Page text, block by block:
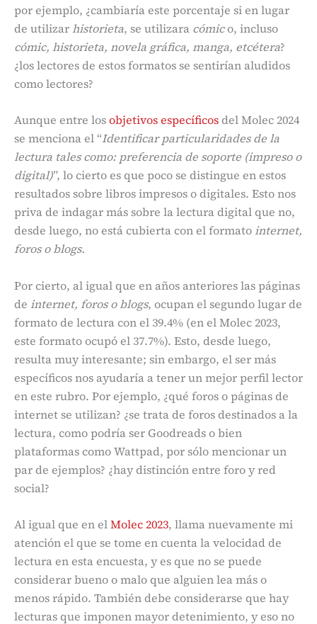
por ejemplo, ¿cambiaría este porcentaje si en lugar
de utilizarhistorieta, se utilizara cómico, incluso
cómic, historieta, novela gráfica, manga, etcétera?
¿los lectores de estos formatos se sentirían aludidos
como lectores?
Aunque entre losobjetivos específicosdel Molec 2024
se menciona el “Identificar particularidades de la
lectura tales como: preferencia de soporte (impreso o
digital)”, lo cierto es que poco se distingue en estos
resultados sobre libros impresos o digitales. Esto nos
priva de indagar más sobre la lectura digital que no,
desde luego, no está cubierta con el formato internet,
foros o blogs.
Por cierto, al igual que en años anteriores las páginas
de internet, foros o blogs, ocupan el segundo lugar de
formato de lectura con el 39.4% (en el Molec 2023,
este formato ocupó el 37.7%). Esto, desde luego,
resulta muy interesante; sin embargo, el ser más
específicos nos ayudaría a tener un mejor perfil lector
en este rubro. Por ejemplo, ¿qué foros o páginas de
internet se utilizan? ¿se trata de foros destinados a la
lectura, como podría ser Goodreads o bien
plataformas como Wattpad, por sólo mencionar un
par de ejemplos? ¿hay distinción entre foro y red
social?
Al igual que en elMolec 2023, llama nuevamente mi
atención el que se tome en cuenta la velocidad de
lectura en esta encuesta, y es que no se puede
considerar bueno o malo que alguien lea más o
menos rápido. También debe considerarse que hay
lecturas que imponen mayor detenimiento, y eso no